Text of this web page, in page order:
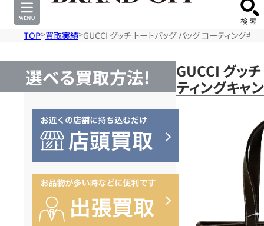
TOP 買取実績 GUCCI グッチ トートバッグ バッグ コーティングキ
選べる買取方法!
GUCCI グッ
ティングキャ